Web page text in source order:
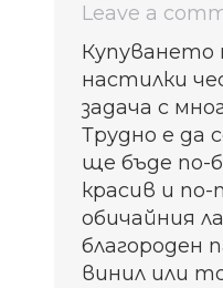
Leave a
Купуването
настилки
задача с
Трудно е да
ще бъде по-
красив и
обичайния
благороден
винил или